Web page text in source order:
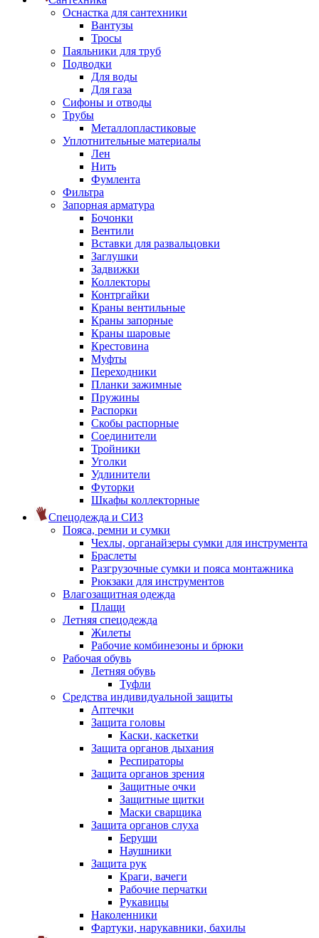
Оснастка для сантехники
Вантузы
Тросы
Паяльники для труб
Подводки
Для воды
Для газа
Сифоны и отводы
Трубы
Металлопластиковые
Уплотнительные материалы
Лен
Нить
Фумлента
Фильтра
Запорная арматура
Бочонки
Вентили
Вставки для развальцовки
Заглушки
Задвижки
Коллекторы
Контргайки
Краны вентильные
Краны запорные
Краны шаровые
Крестовина
Муфты
Переходники
Планки зажимные
Пружины
Распорки
Скобы распорные
Соединители
Тройники
Уголки
Удлинители
Футорки
Шкафы коллекторные
Спецодежда и СИЗ
Пояса, ремни и сумки
Чехлы, органайзеры сумки для инструмента
Браслеты
Разгрузочные сумки и пояса монтажника
Рюкзаки для инструментов
Влагозащитная одежда
Плащи
Летняя спецодежда
Жилеты
Рабочие комбинезоны и брюки
Рабочая обувь
Летняя обувь
Туфли
Средства индивидуальной защиты
Аптечки
Защита головы
Каски, каскетки
Защита органов дыхания
Респираторы
Защита органов зрения
Защитные очки
Защитные щитки
Маски сварщика
Защита органов слуха
Беруши
Наушники
Защита рук
Краги, вачеги
Рабочие перчатки
Рукавицы
Наколенники
Фартуки, нарукавники, бахилы